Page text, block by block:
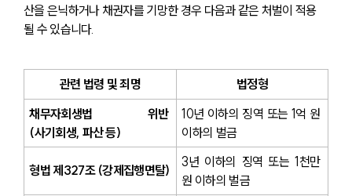
산을 은닉하거나 채권자를 기망한 경우 다음과 같은 처벌이 적용
될 수 있습니다.
관련 법령 및 죄명
법정형
채무자회생법 위반
(사기회생, 파산 등)
10년 이하의 징역 또는 1억 원
이하의 벌금
형법 제327조 (강제집행면탈)
3년 이하의 징역 또는 1천만
원 이하의 벌금